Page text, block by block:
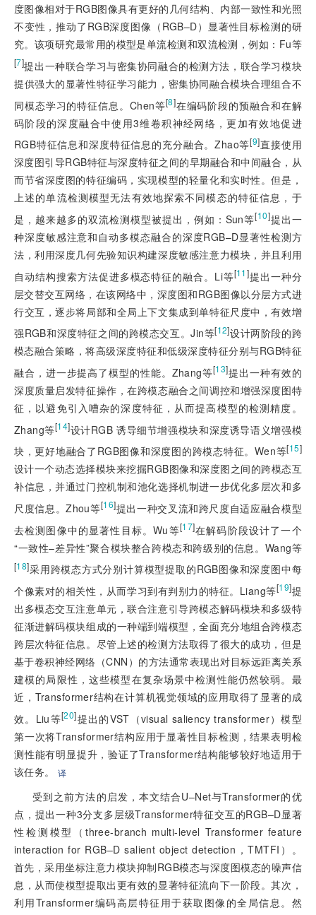
度图像相对于RGB图像具有更好的几何结构、内部一致性和光照
不变性，推动了RGB深度图像（RGB–D）显著性目标检测的研
究。该项研究最常用的模型是单流检测和双流检测，例如：Fu等
[7]提出一种联合学习与密集协同融合的检测方法，联合学习模块
提供强大的显著性特征学习能力，密集协同融合模块合理组合不
同模态学习的特征信息。Chen等[8]在编码阶段的预融合和在解
码阶段的深度融合中使用3维卷积神经网络，更加有效地促进
RGB特征信息和深度特征信息的充分融合。Zhao等[9]直接使用
深度图引导RGB特征与深度特征之间的早期融合和中间融合，从
而节省深度图的特征编码，实现模型的轻量化和实时性。但是，
上述的单流检测模型无法有效地探索不同模态的特征信息，于
是，越来越多的双流检测模型被提出，例如：Sun等[10]提出一
种深度敏感注意和自动多模态融合的深度RGB–D显著性检测方
法，利用深度几何先验知识构建深度敏感注意力模块，并且利用
自动结构搜索方法促进多模态特征的融合。Li等[11]提出一种分
层交替交互网络，在该网络中，深度图和RGB图像以分层方式进
行交互，逐步将局部和全局上下文集成到单特征尺度中，有效增
强RGB和深度特征之间的跨模态交互。Jin等[12]设计两阶段的跨
模态融合策略，将高级深度特征和低级深度特征分别与RGB特征
融合，进一步提高了模型的性能。Zhang等[13]提出一种有效的
深度质量启发特征操作，在跨模态融合之间调控和增强深度图特
征，以避免引入嘈杂的深度特征，从而提高模型的检测精度。
Zhang等[14]设计RGB 诱导细节增强模块和深度诱导语义增强模
块，更好地融合了RGB图像和深度图的跨模态特征。Wen等[15]
设计一个动态选择模块来挖掘RGB图像和深度图之间的跨模态互
补信息，并通过门控机制和池化选择机制进一步优化多层次和多
尺度信息。Zhou等[16]提出一种交叉流和跨尺度自适应融合模型
去检测图像中的显著性目标。Wu等[17]在解码阶段设计了一个
“一致性–差异性”聚合模块整合跨模态和跨级别的信息。Wang等
[18]采用跨模态方式分别计算模型提取的RGB图像和深度图中每
个像素对的相关性，从而学习到有判别力的特征。Liang等[19]提
出多模态交互注意单元，联合注意引导跨模态解码模块和多级特
征渐进解码模块组成的一种端到端模型，全面充分地组合跨模态
跨层次特征信息。尽管上述的检测方法取得了很大的成功，但是
基于卷积神经网络（CNN）的方法通常表现出对目标远距离关系
建模的局限性，这些模型在复杂场景中检测性能仍然较弱。最
近，Transformer结构在计算机视觉领域的应用取得了显著的成
效。Liu等[20]提出的VST（visual saliency transformer）模型
第一次将Transformer结构应用于显著性目标检测，结果表明检
测性能有明显提升，验证了Transformer结构能够较好地适用于
该任务。译
受到之前方法的启发，本文结合U–Net与Transformer的优
点，提出一种3分支多层级Transformer特征交互的RGB–D显著
性检测模型（three-branch multi-level Transformer feature
interaction for RGB–D salient object detection，TMTFI）。
首先，采用坐标注意力模块抑制RGB模态与深度图模态的噪声信
息，从而使模型提取出更有效的显著特征流向下一阶段。其次，
利用Transformer编码高层特征用于获取图像的全局信息。然